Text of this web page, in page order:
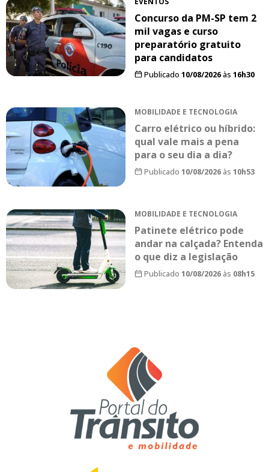
Concurso da PM-SP tem 2
mil vagas e curso
preparatório gratuito
para candidatos
Publicado 10/08/2026às 16h30
MOBILIDADE E TECNOLOGIA
Carro elétrico ou híbrido:
qual vale mais a pena
para o seu dia a dia?
Publicado 10/08/2026às 10h53
MOBILIDADE E TECNOLOGIA
Patinete elétrico pode
andar na calçada? Entenda
o que diz a legislação
Publicado 10/08/2026às 08h15